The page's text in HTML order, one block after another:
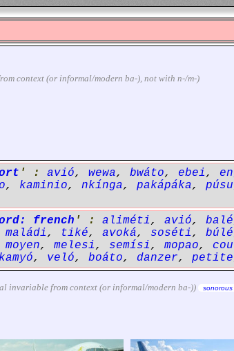
context (or informal/modern ba-), not with n-/m-)
' : avió, wewa, bwáto, ebei,
, kaminio, nkínga, pakápáka, púsu
french ' : aliméti, avió, balé
maládi, tiké, avoká, soséti, búlé
moyen, melesi, semísi, mopao,
kamyó, veló, boáto, danzer, petite
invariable from context (or informal/modern ba-))